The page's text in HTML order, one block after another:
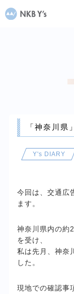
「神奈川県
Y's DIARY
今回は、交通広
ます。
神奈川県内の約
を受け、
私は先月、神奈
した。
現地での確認事